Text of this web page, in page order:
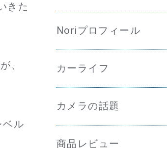
きた
、
ベル
Noriプロフィール
カーライフ
カメラの話題
商品レビュー